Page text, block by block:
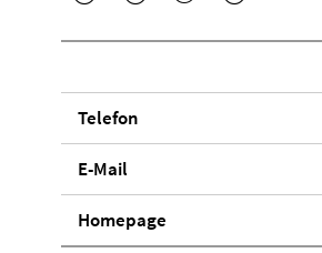
Telefon
E-Mail
Home­page